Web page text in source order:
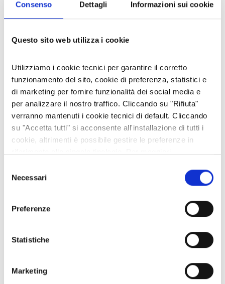
Consenso Dettagli Informazioni sui cookie
Questo sito web utilizza i cookie
Utilizziamo i cookie tecnici per garantire il corretto
funzionamento del sito, cookie di preferenza, statistici e
di marketing per fornire funzionalità dei social media e
per analizzare il nostro traffico. Cliccando su "Rifiuta"
verranno mantenuti i cookie tecnici di default. Cliccando
su "Accetta tutti" si acconsente all'installazione di tutti i
cookie, altrimenti è possibile gestire le preferenze in
delNecessari
Preferenze
Statistiche
Marketing
06 lug 2026
È DISPONIBILE LA "GUIDA FREE" 2026 DELLA VALLE DI SUSA
02 lug 2026
CATEGORIE
#ARCHIVIO FOTO DEL GIORNO
Animali
Economia e Imprese
Escursioni e passeggiate
Laboratorio Alte Valli